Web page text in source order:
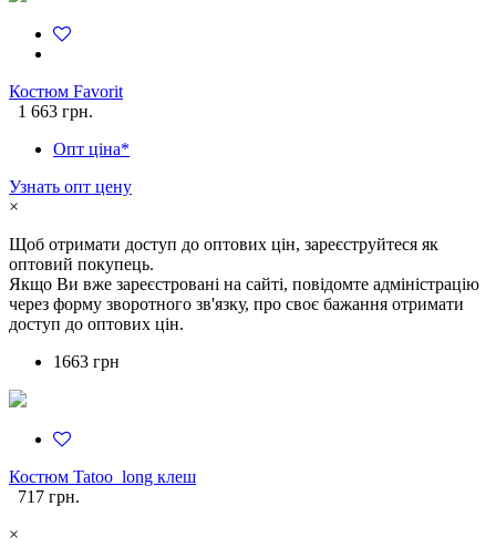
Костюм Favorit
1 663 грн.
Опт ціна*
Узнать опт цену
×
Щоб отримати доступ до оптових цін, зареєструйтеся як
оптовий покупець.
Якщо Ви вже зареєстровані на сайті, повідомте адміністрацію
через форму зворотного зв'язку, про своє бажання отримати
доступ до оптових цін.
1663 грн
Костюм Tatoo_long клеш
717 грн.
×